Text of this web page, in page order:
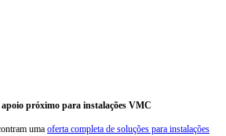
apoio próximo para instalações VMC
uma oferta completa de soluções para instalações